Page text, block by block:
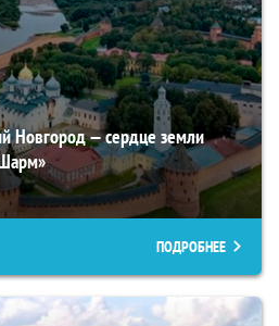
Новгород — сердце земли
ПОДРОБНЕЕ